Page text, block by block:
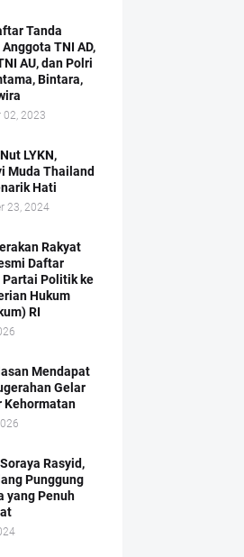
Tanda
TNI AD,
AU, dan Polri
Bintara,
02, 2023
LYKN,
Muda Thailand
Hati
23, 2024
Rakyat
Daftar
Partai Politik ke
Hukum
RI
Mendapat
Gelar
Kehormatan
Rasyid,
Punggung
yang Penuh